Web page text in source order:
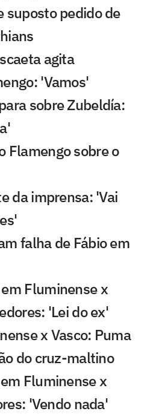
suposto pedido de
agita
'Vamos'
sobre Zubeldía:
Flamengo sobre o
da imprensa: 'Vai
falha de Fábio em
Fluminense x
'Lei do ex'
x Vasco: Puma
do cruz-maltino
Fluminense x
'Vendo nada'